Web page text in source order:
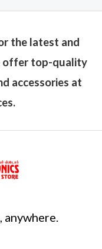
the latest and
offer top-quality
accessories at